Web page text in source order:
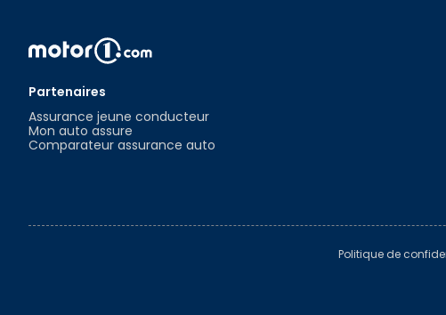
Partenaires
Assurance jeune conducteur
Mon auto assure
Comparateur assurance auto
Politique de